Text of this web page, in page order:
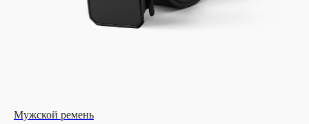
Мужской ремень